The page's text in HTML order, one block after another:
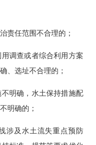
任范围不合理的；
调查或者综合利用方案
、选址不合理的；
明确，水土保持措施配
明确的；
及水土流失重点预防